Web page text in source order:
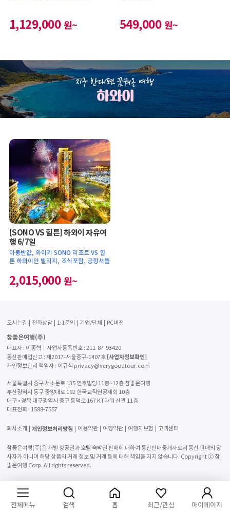
1,129,000원~ 549,000원~
[SONO VS 힐튼] 하와이 자유여
행 6/7일
아동반값, 와이키 SONO 리조트 VS 힐
튼 하와이안 빌리지, 조식포함, 공항셔틀
2,015,000원~
오시는길 전화상담 1:1문의 기업/단체 PC버전
참좋은여행(주)
대표자 : 이종혁│사업자등록번호 : 211-87-93420
통신판매업신고 : 제2017-서울중구-1407호 [사업자정보확인]
개인정보관리 책임자 : 이규식 privacy@verygoodtour.com
서울특별시 중구 서소문로 135 연호빌딩 11층~12층 참좋은여행
부산광역시 동구 중앙대로 192 한국교직원공제회 10층
대구 • 경북 대구광역시 중구 동덕로 167 KT타워 신관 11층
대표전화 : 1588-7557
회사소개 개인정보처리방침 이용약관 여행약관 여행자보험 고객센터
참좋은여행(주)은 개별 항공권과 호텔 숙박권 판매에 대하여 통신판매중개자로서 통신 판매의 당
사자가 아니며 해당 상품의 거래 정보 및 거래 등에 대해 책임을 지지 않습니다. Copyright ⓒ 참
좋은여행 Corp. All rights reserved.
전체메뉴 검색 홈 최근/관심 마이페이지